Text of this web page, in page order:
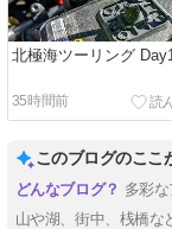
北極海ツーリング
35時間前
このブログのここ
多彩
山や湖、街中、桟橋な